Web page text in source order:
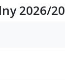
2026/